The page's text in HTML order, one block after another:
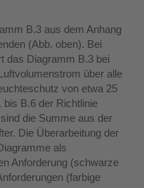
B.3 aus dem Anhang
(Abb. oben). Bei
das Diagramm B.3 bei
über alle
von etwa 25
bis B.6 der Richtlinie
die Summe aus der
Die Überarbeitung der
als
Anforderung (schwarze
(farbige